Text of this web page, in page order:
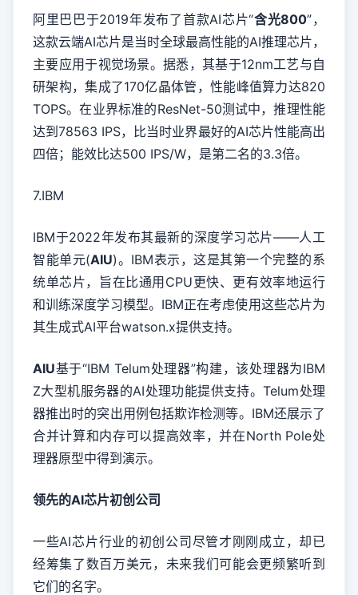
阿里巴巴于2019年发布了首款AI芯片“含光800”，
这款云端AI芯片是当时全球最高性能的AI推理芯片，
主要应用于视觉场景。据悉，其基于12nm工艺与自
研架构，集成了170亿晶体管，性能峰值算力达820
TOPS。在业界标准的ResNet-50测试中，推理性能
达到78563 IPS，比当时业界最好的AI芯片性能高出
四倍；能效比达500 IPS/W，是第二名的3.3倍。
7.IBM
IBM于2022年发布其最新的深度学习芯片——人工
智能单元(AIU)。IBM表示，这是其第一个完整的系
统单芯片，旨在比通用CPU更快、更有效率地运行
和训练深度学习模型。IBM正在考虑使用这些芯片为
其生成式AI平台watson.x提供支持。
AIU基于“IBM Telum处理器”构建，该处理器为IBM
Z大型机服务器的AI处理功能提供支持。Telum处理
器推出时的突出用例包括欺诈检测等。IBM还展示了
合并计算和内存可以提高效率，并在North Pole处
理器原型中得到演示。
领先的AI芯片初创公司
一些AI芯片行业的初创公司尽管才刚刚成立，却已
经筹集了数百万美元，未来我们可能会更频繁听到
它们的名字。